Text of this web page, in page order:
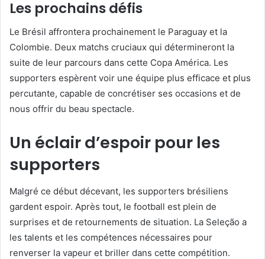
Les prochains défis
Le Brésil affrontera prochainement le Paraguay et la
Colombie. Deux matchs cruciaux qui détermineront la
suite de leur parcours dans cette Copa América. Les
supporters espèrent voir une équipe plus efficace et plus
percutante, capable de concrétiser ses occasions et de
nous offrir du beau spectacle.
Un éclair d’espoir pour les
supporters
Malgré ce début décevant, les supporters brésiliens
gardent espoir. Après tout, le football est plein de
surprises et de retournements de situation. La Seleção a
les talents et les compétences nécessaires pour
renverser la vapeur et briller dans cette compétition.